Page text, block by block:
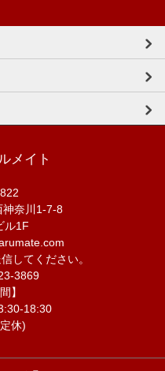
メイト
神奈川1-7-8
ル1F
してください。
3869
】
18:30
休)